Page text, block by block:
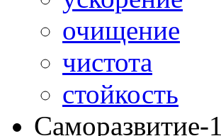
очищение
чистота
стойкость
Саморазвитие-1